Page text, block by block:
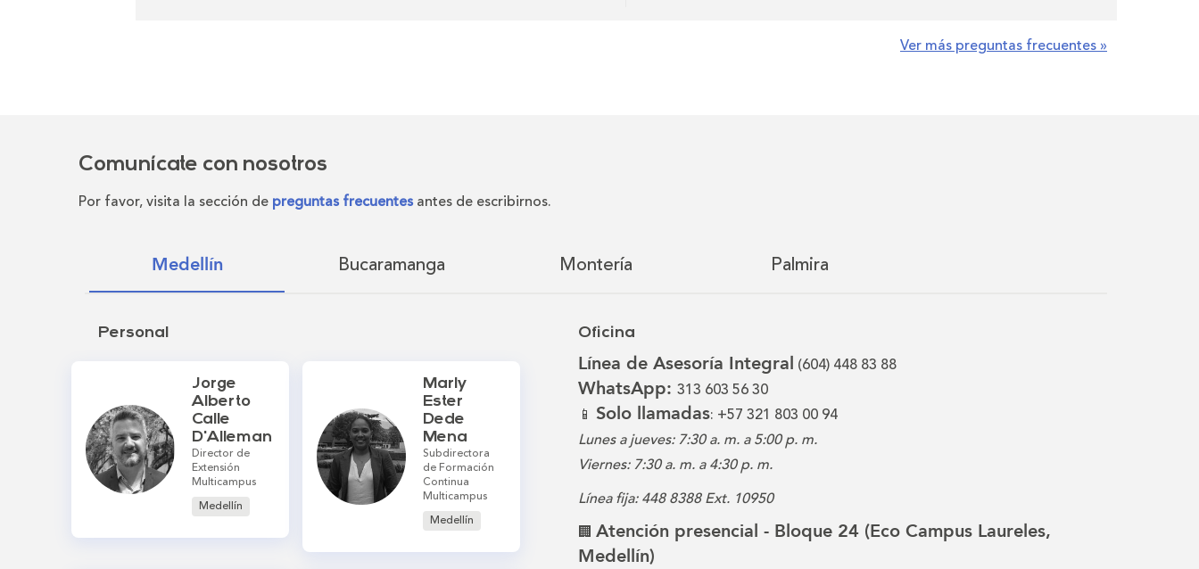
Ver más preguntas frecuentes »
Comunícate con nosotros
Por favor, visita la sección de preguntas frecuentes antes de escribirnos.
Medellín Bucaramanga Montería Palmira
Personal
Jorge
Alberto
Calle
D'Alleman
Director de
Extensión
Multicampus
Medellín
Marly
Ester
Dede
Mena
Subdirectora
de Formación
Continua
Multicampus
Medellín
Oficina
Línea de Asesoría Integral (604) 448 83 88
WhatsApp: 313 603 56 30
📱 Solo llamadas: +57 321 803 00 94
Lunes a jueves: 7:30 a. m. a 5:00 p. m.
Viernes: 7:30 a. m. a 4:30 p. m.
Línea fija: 448 8388 Ext. 10950
🏢 Atención presencial - Bloque 24 (Eco Campus Laureles,
Medellín)